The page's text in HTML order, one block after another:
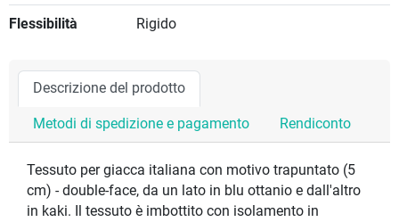
Flessibilità Rigido
Descrizione del prodotto
Metodi di spedizione e pagamento Rendiconto
Tessuto per giacca italiana con motivo trapuntato (5
cm) - double-face, da un lato in blu ottanio e dall'altro
in kaki. Il tessuto è imbottito con isolamento in